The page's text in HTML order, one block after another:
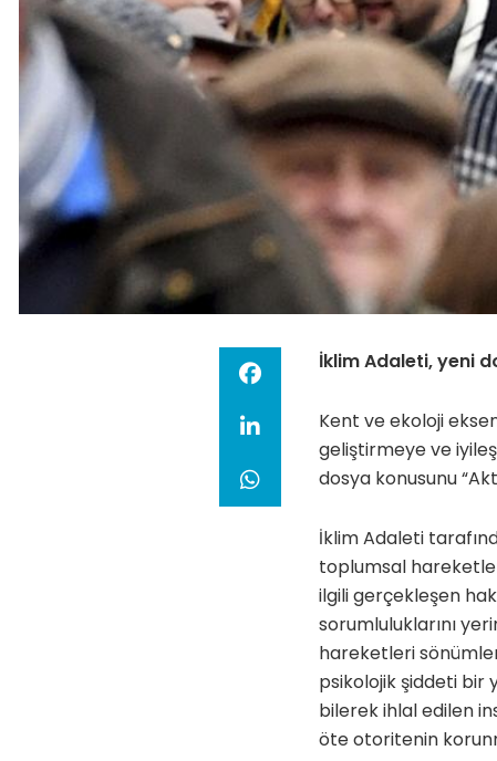
İklim Adaleti, yeni
Kent ve ekoloji
geliştirmeye ve
dosya konusunu
İklim Adaleti
toplumsal
ilgili gerçekleşen
sorumluluklarını
hareketleri
psikolojik şiddeti
bilerek ihlal edilen
öte otoritenin